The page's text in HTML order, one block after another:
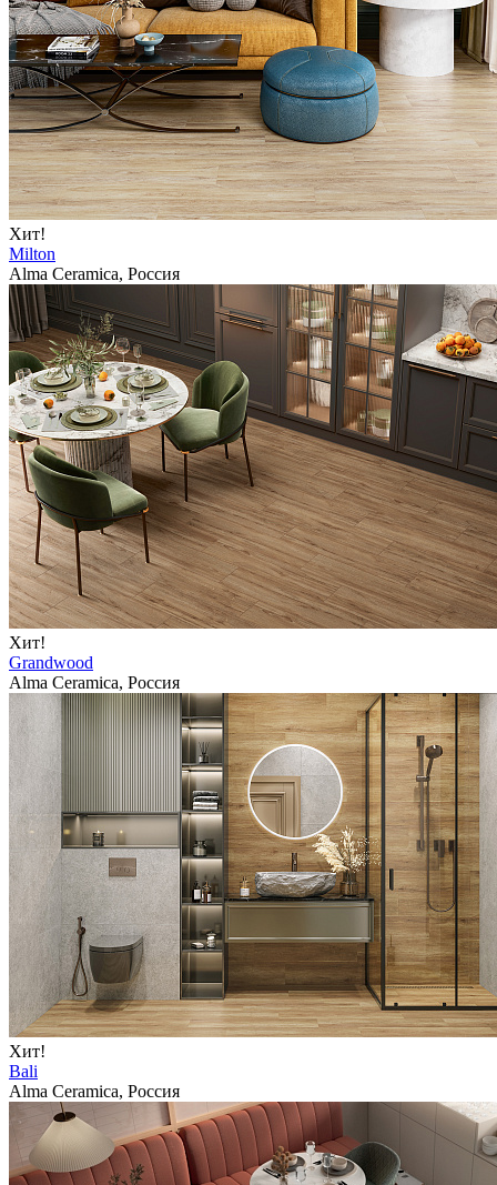
Хит!
Milton
Alma Ceramica, Россия
Хит!
Grandwood
Alma Ceramica, Россия
Хит!
Bali
Alma Ceramica, Россия